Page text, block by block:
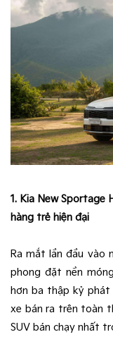
1. Kia New Sportage
hàng trẻ hiện đại
Ra mắt lần đầu vào
phong đặt nền
hơn ba thập kỷ
xe bán ra trên toàn
SUV bán chạy nhất